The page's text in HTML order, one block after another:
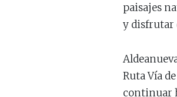
paisajes
y disfrutar
Ruta Vía
continuar